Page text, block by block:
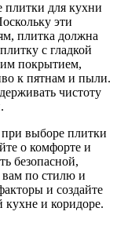
для кухни
эти
плитка должна
с гладкой
покрытием,
к пятнам и пыли.
чистоту
выборе плитки
о комфорте и
безопасной,
вам по стилю и
и создайте
и коридоре.